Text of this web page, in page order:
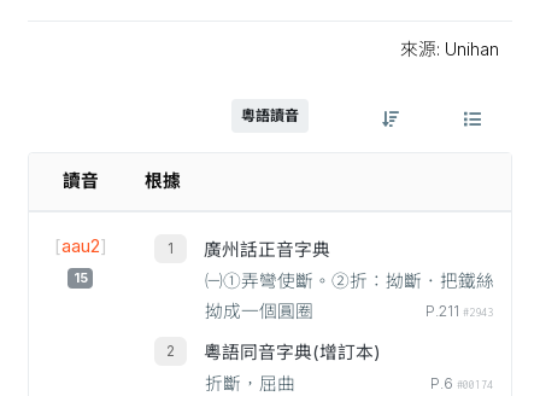
來源: Unihan
粵語讀音
讀音 根據
[aau2]
15
廣州話正音字典
㈠①弄彎使斷。②折：拗斷．把鐵絲
拗成一個圓圈
P.211 #2943
粵語同音字典(增訂本)
折斷，屈曲
P.6 #00174